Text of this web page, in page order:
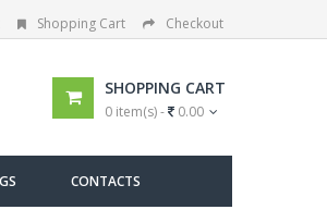
Shopping Cart Checkout
SHOPPING CART
0 item(s) - 0.00
CONTACTS